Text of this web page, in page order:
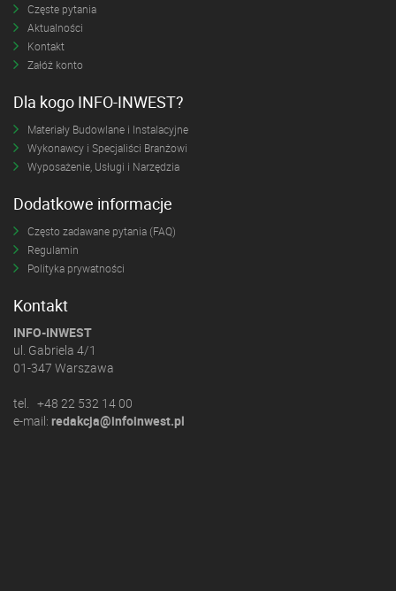
Częste pytania
Aktualności
Kontakt
Załóż konto
Dla kogo INFO-INWEST?
Materiały Budowlane i Instalacyjne
Wykonawcy i Specjaliści Branżowi
Wyposażenie, Usługi i Narzędzia
Dodatkowe informacje
Często zadawane pytania (FAQ)
Regulamin
Polityka prywatności
Kontakt
INFO-INWEST
ul. Gabriela 4/1
01-347 Warszawa
tel. +48 22 532 14 00
e-mail: redakcja@infoinwest.pl